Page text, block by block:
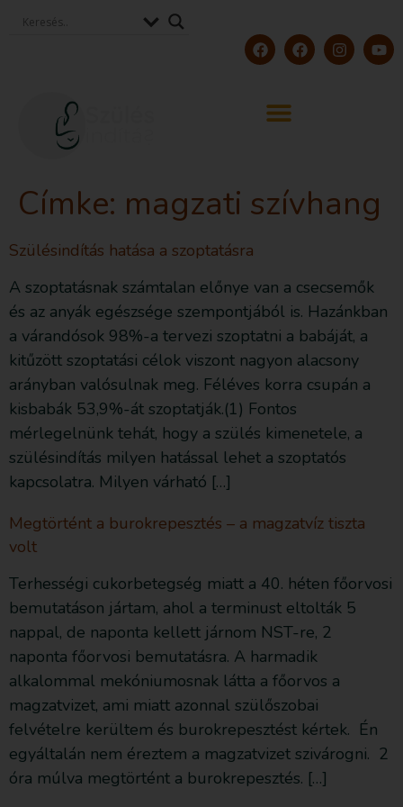
Címke: magzati szívhang
Szülésindítás hatása a szoptatásra
A szoptatásnak számtalan előnye van a csecsemők
és az anyák egészsége szempontjából is. Hazánkban
a várandósok 98%-a tervezi szoptatni a babáját, a
kitűzött szoptatási célok viszont nagyon alacsony
arányban valósulnak meg. Féléves korra csupán a
kisbabák 53,9%-át szoptatják.(1) Fontos
mérlegelnünk tehát, hogy a szülés kimenetele, a
szülésindítás milyen hatással lehet a szoptatós
kapcsolatra. Milyen várható […]
Megtörtént a burokrepesztés – a magzatvíz tiszta
volt
Terhességi cukorbetegség miatt a 40. héten főorvosi
bemutatáson jártam, ahol a terminust eltolták 5
nappal, de naponta kellett járnom NST-re, 2
naponta főorvosi bemutatásra. A harmadik
alkalommal mekóniumosnak látta a főorvos a
magzatvizet, ami miatt azonnal szülőszobai
felvételre kerültem és burokrepesztést kértek. Én
egyáltalán nem éreztem a magzatvizet szivárogni. 2
óra múlva megtörtént a burokrepesztés. […]